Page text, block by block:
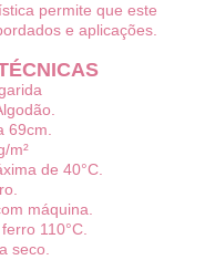
permite que este
e aplicações.
69cm.
m²
de 40°C.
máquina.
110°C.
seco.